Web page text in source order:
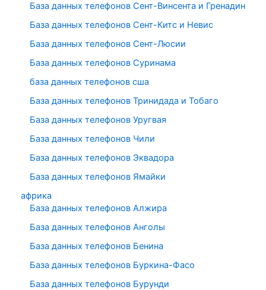
База данных телефонов Сент-Винсента и Гренадин
База данных телефонов Сент-Китс и Невис
База данных телефонов Сент-Люсии
База данных телефонов Суринама
база данных телефонов сша
База данных телефонов Тринидада и Тобаго
База данных телефонов Уругвая
База данных телефонов Чили
База данных телефонов Эквадора
База данных телефонов Ямайки
африка
База данных телефонов Алжира
База данных телефонов Анголы
База данных телефонов Бенина
База данных телефонов Буркина-Фасо
База данных телефонов Бурунди